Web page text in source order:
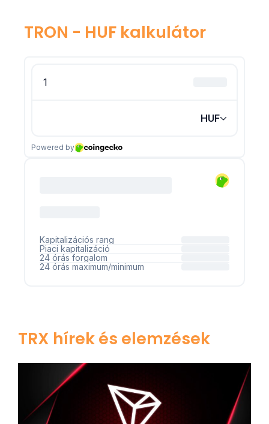
TRON - HUF kalkulátor
TRX hírek és elemzések